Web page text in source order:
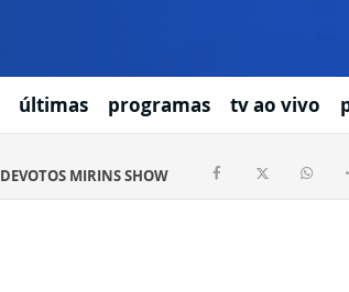
últimas programas tv ao vivo
DEVOTOS MIRINS SHOW